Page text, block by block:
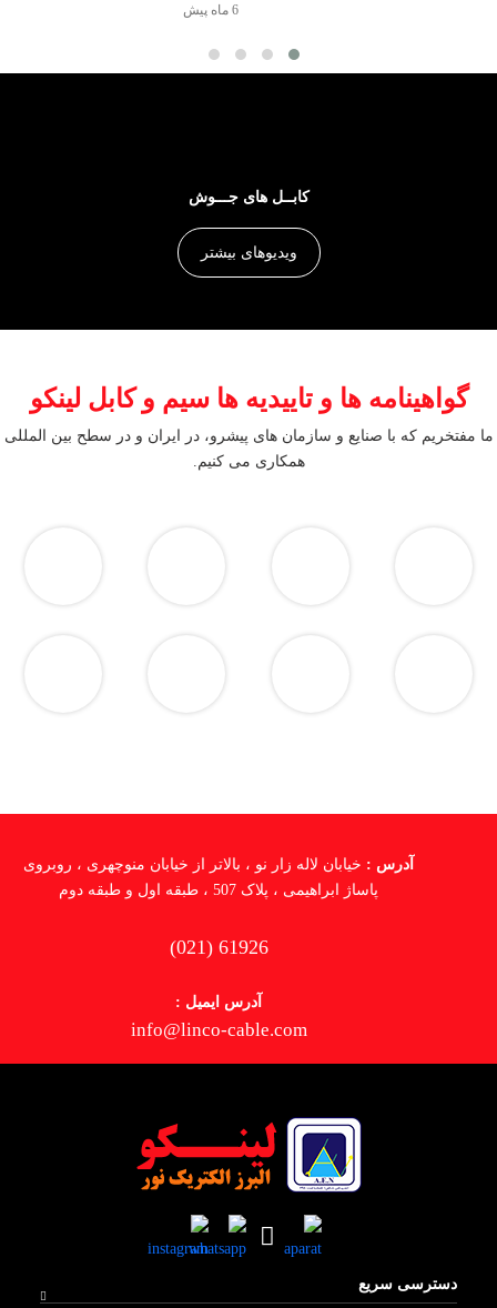
6 ماه پیش
کابــل های جـــوش
ویدیوهای بیشتر
گواهینامه ها و تاییدیه ها سیم و کابل لینکو
ما مفتخریم که با صنایع و سازمان های پیشرو، در ایران و در سطح بین المللی
همکاری می کنیم.
آدرس : خیابان لاله زار نو ، بالاتر از خیابان منوچهری ، روبروی
پاساژ ابراهیمی ، پلاک 507 ، طبقه اول و طبقه دوم
(021) 61926
آدرس ایمیل :
info@linco-cable.com
دسترسی سریع